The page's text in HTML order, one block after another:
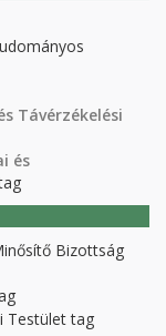
Távérzékelési
és
Bizottság
Testület tag